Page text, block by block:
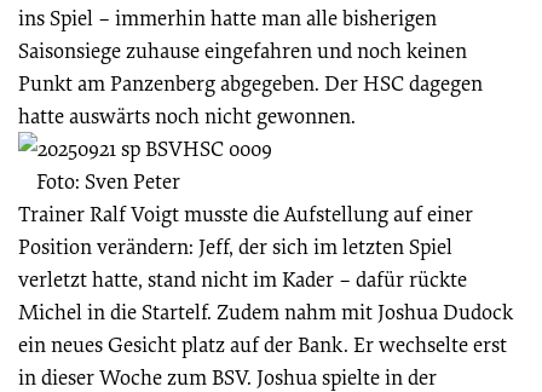
ins Spiel – immerhin hatte man alle bisherigen
Saisonsiege zuhause eingefahren und noch keinen
Punkt am Panzenberg abgegeben. Der HSC dagegen
hatte auswärts noch nicht gewonnen.
Foto: Sven Peter
Trainer Ralf Voigt musste die Aufstellung auf einer
Position verändern: Jeff, der sich im letzten Spiel
verletzt hatte, stand nicht im Kader – dafür rückte
Michel in die Startelf. Zudem nahm mit Joshua Dudock
ein neues Gesicht platz auf der Bank. Er wechselte erst
in dieser Woche zum BSV. Joshua spielte in der